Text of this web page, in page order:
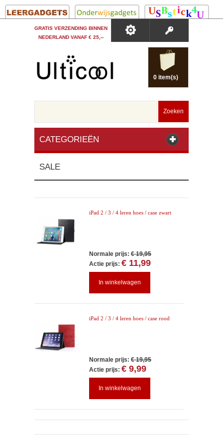
GRATIS VERZENDING BINNEN
NEDERLAND VANAF € 25,--
0 item(s)
Zoeken
CATEGORIEËN
SALE
iPad 2 / 3 / 4 leren hoes / case zwart
Normale prijs: € 19,95
Actie prijs: € 11,99
In winkelwagen
iPad 2 / 3 / 4 leren hoes / case rood
Normale prijs: € 19,95
Actie prijs: € 9,99
In winkelwagen